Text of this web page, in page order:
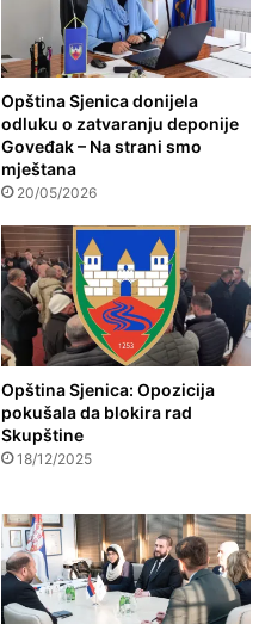
Opština Sjenica donijela
odluku o zatvaranju deponije
Goveđak – Na strani smo
mještana
20/05/2026
Opština Sjenica: Opozicija
pokušala da blokira rad
Skupštine
18/12/2025